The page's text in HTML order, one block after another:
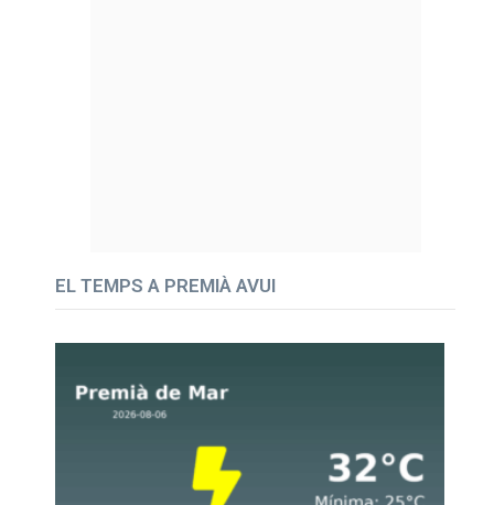
EL TEMPS A PREMIÀ AVUI